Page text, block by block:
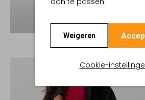
Weigeren
Cookie-
Ontdek de look